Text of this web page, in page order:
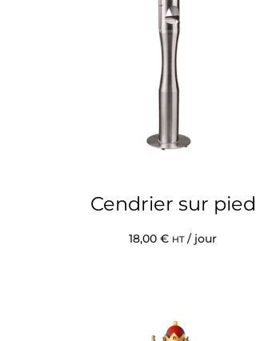
Cendrier sur pied
18,00 € HT/ jour